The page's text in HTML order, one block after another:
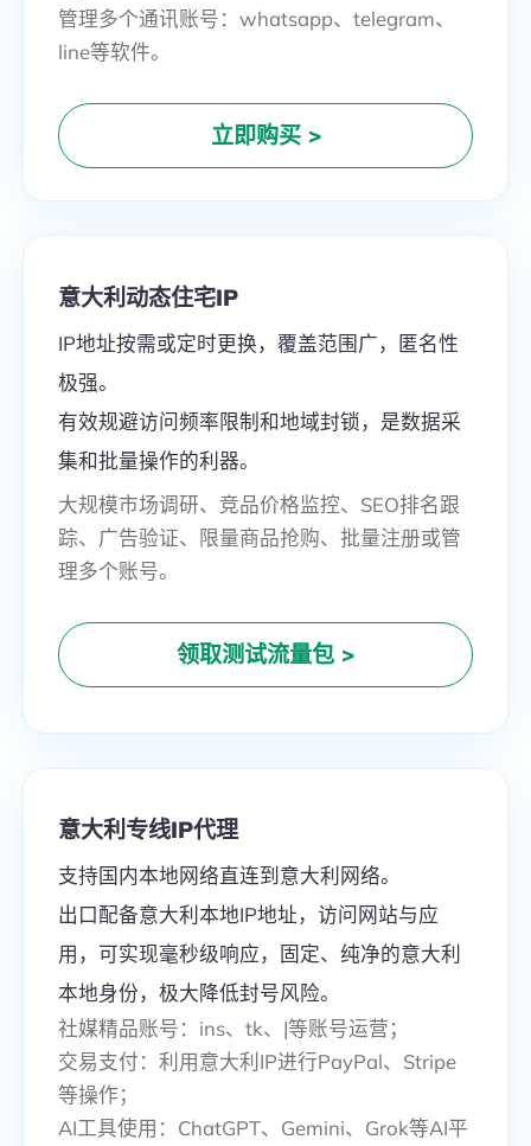
跨境软路由-IPdodo盒子
管理多个通讯账号：whatsapp、telegram、
line等软件。
立即购买>
意大利动态住宅IP
IP地址按需或定时更换，覆盖范围广，匿名性
极强。
有效规避访问频率限制和地域封锁，是数据采
集和批量操作的利器。
大规模市场调研、竞品价格监控、SEO排名跟
踪、广告验证、限量商品抢购、批量注册或管
理多个账号。
领取测试流量包 >
意大利专线IP代理
支持国内本地网络直连到意大利网络。
出口配备意大利本地IP地址，访问网站与应
用，可实现毫秒级响应，固定、纯净的意大利
本地身份，极大降低封号风险。
社媒精品账号：ins、tk、|等账号运营；
交易支付：利用意大利IP进行PayPal、Stripe
等操作；
AI工具使用：ChatGPT、Gemini、Grok等AI平